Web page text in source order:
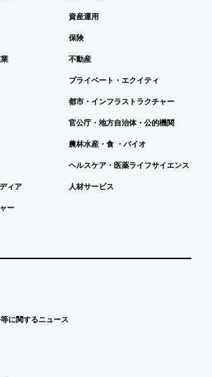
ィア
ー
資産運用
保険
不動産
プライベート・エクイティ
都市・インフラストラクチャー
官公庁・地方自治体・公的機関
農林水産・食 ・バイオ
ヘルスケア・医薬ライフサイエンス
人材サービス
に関するニュース